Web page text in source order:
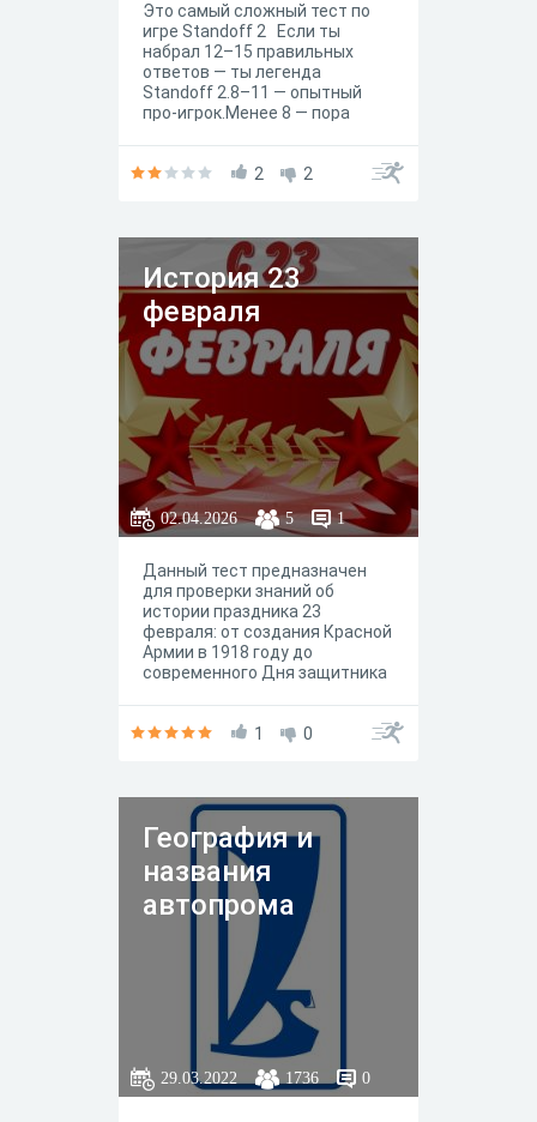
Это самый сложный тест по
игре Standoff 2 Если ты
набрал 12–15 правильных
ответов — ты легенда
Standoff 2.8–11 — опытный
про-игрок.Менее 8 — пора
2
2
История 23
февраля
02.04.2026 5 1
Данный тест предназначен
для проверки знаний об
истории праздника 23
февраля: от создания Красной
Армии в 1918 году до
современного Дня защитника
исторические события,
формированием советской и
российской военной традиции.
1 0
География и
названия
автопрома
29.03.2022 1736 0